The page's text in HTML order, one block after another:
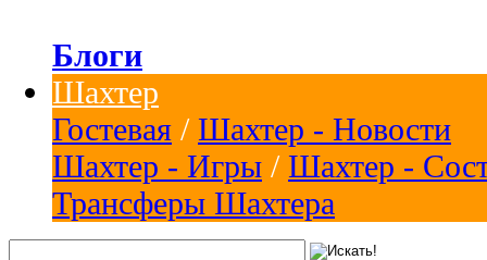
Блоги
Шахтер
Гостевая / Шахтер - Новости
Шахтер - Игры / Шахтер -
Трансферы Шахтера